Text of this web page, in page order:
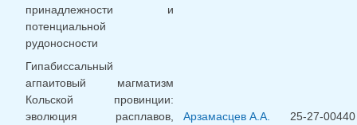
принадлежности и
потенциальной
рудоносности
Гипабиссальный
агпаитовый магматизм
Кольской провинции:
эволюция расплавов,
Арзамасцев А.А. 25-27-00440